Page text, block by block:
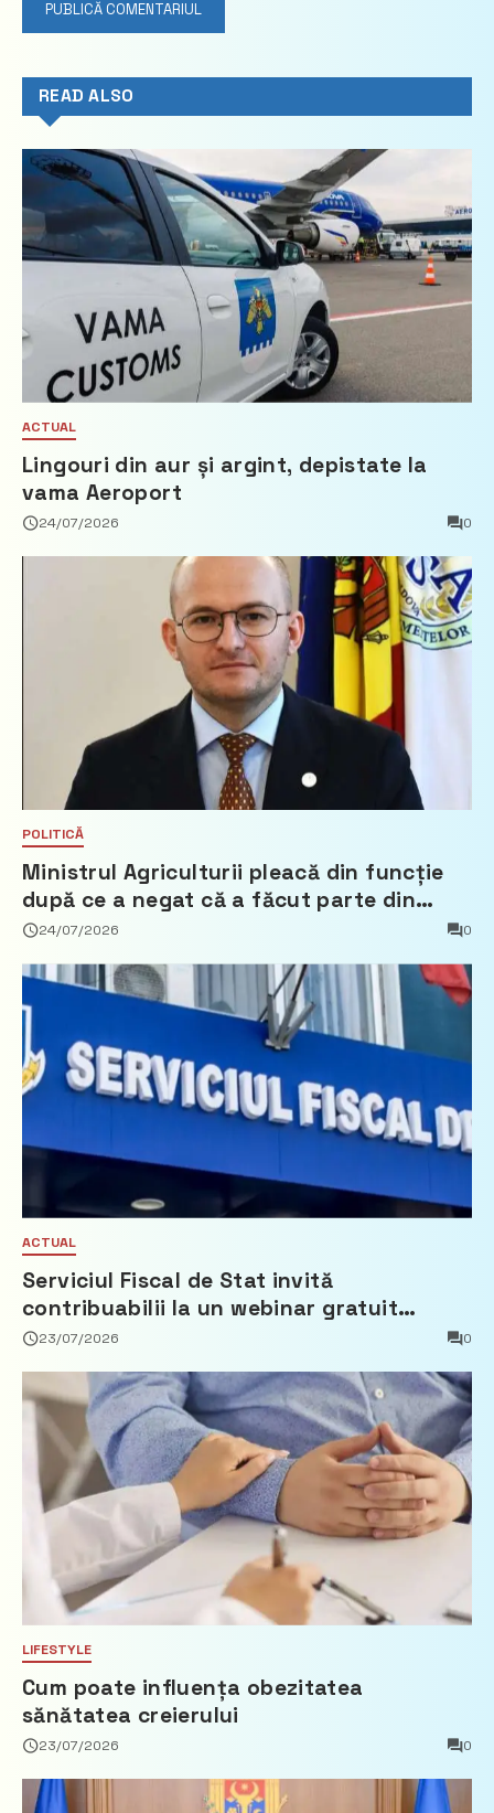
READ ALSO
ACTUAL
Lingouri din aur și argint, depistate la
vama Aeroport
24/07/2026 0
POLITICĂ
Ministrul Agriculturii pleacă din funcție
după ce a negat că a făcut parte din
Partidul Democrat
24/07/2026 0
ACTUAL
Serviciul Fiscal de Stat invită
contribuabilii la un webinar gratuit
privind calculul impozitului pe bunurile
23/07/2026 0
LIFESTYLE
Cum poate influența obezitatea
sănătatea creierului
23/07/2026 0